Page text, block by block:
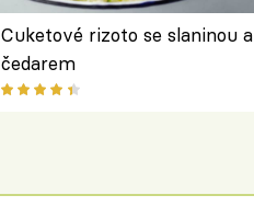
Cuketové rizoto se slaninou a
čedarem